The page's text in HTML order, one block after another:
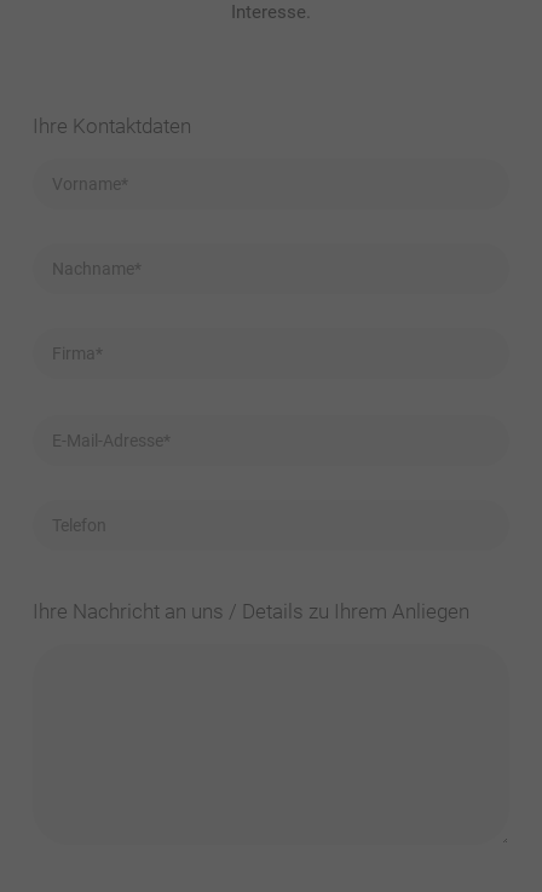
Interesse.
Ihre Kontaktdaten
Ihre Nachricht an uns / Details zu Ihrem Anliegen